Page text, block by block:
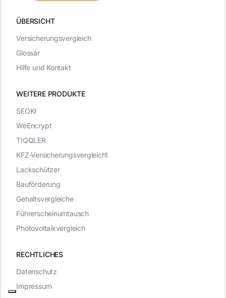
ÜBERSICHT
WEITERE PRODUKTE
RECHTLICHES
Versicherungsvergleich
Glossar
Hilfe und Kontakt
SEOKI
WeEncrypt
TIQQLER
KFZ-Versicherungsvergleich1
Lackschützer
Bauförderung
Gehaltsvergleiche
Führerscheinumtausch
Photovoltaikvergleich
Datenschutz
Impressum